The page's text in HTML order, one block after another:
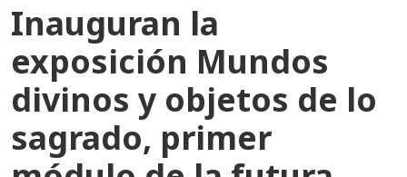
Inauguran la
exposición Mundos
divinos y objetos de lo
sagrado, primer